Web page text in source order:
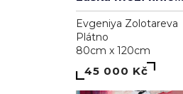
Evgeniya Zolotareva
Plátno
80cm x 120cm
45 000 Kč